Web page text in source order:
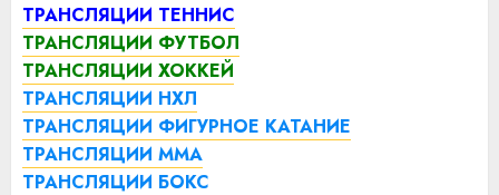
ТРАНСЛЯЦИИ ТЕННИС
ТРАНСЛЯЦИИ ФУТБОЛ
ТРАНСЛЯЦИИ ХОККЕЙ
ТРАНСЛЯЦИИ НХЛ
ТРАНСЛЯЦИИ ФИГУРНОЕ КАТАНИЕ
ТРАНСЛЯЦИИ ММА
ТРАНСЛЯЦИИ БОКС